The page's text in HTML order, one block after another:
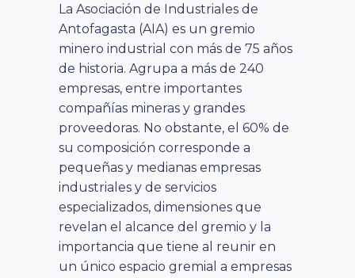
La Asociación de Industriales de
Antofagasta (AIA) es un gremio
minero industrial con más de 75 años
de historia. Agrupa a más de 240
empresas, entre importantes
compañías mineras y grandes
proveedoras. No obstante, el 60% de
su composición corresponde a
pequeñas y medianas empresas
industriales y de servicios
especializados, dimensiones que
revelan el alcance del gremio y la
importancia que tiene al reunir en
un único espacio gremial a empresas